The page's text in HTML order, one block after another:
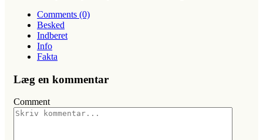
Comments (0)
Besked
Indberet
Info
Fakta
Læg en kommentar
Comment